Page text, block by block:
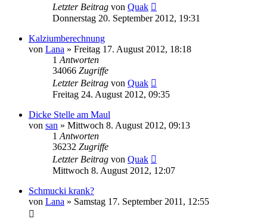
Letzter Beitrag von Quak
Donnerstag 20. September 2012, 19:31
Kalziumberechnung
von Lana » Freitag 17. August 2012, 18:18
1 Antworten
34066 Zugriffe
Letzter Beitrag von Quak
Freitag 24. August 2012, 09:35
Dicke Stelle am Maul
von san » Mittwoch 8. August 2012, 09:13
1 Antworten
36232 Zugriffe
Letzter Beitrag von Quak
Mittwoch 8. August 2012, 12:07
Schmucki krank?
von Lana » Samstag 17. September 2011, 12:55